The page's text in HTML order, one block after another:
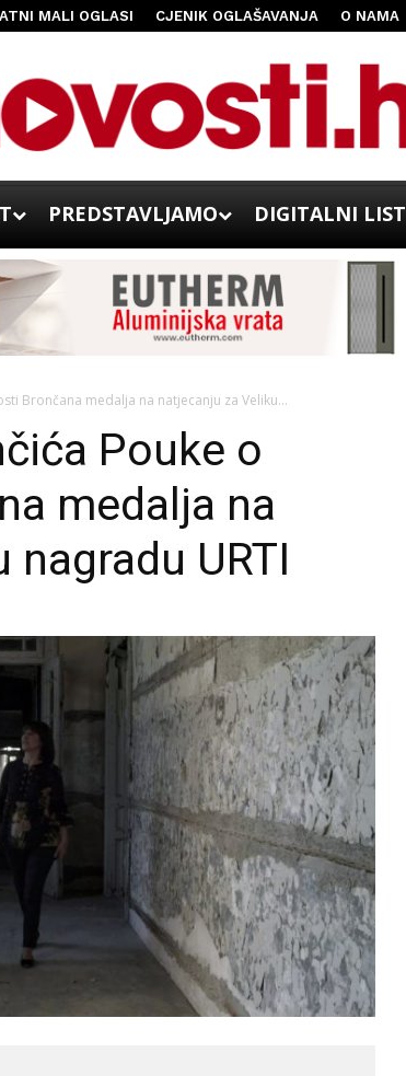
MALI OGLASI CJENIK OGLAŠAVANJA O NAMA
PREDSTAVLJAMO DIGITALNI LIST
Brončana medalja na natjecanju za Veliku...
Pouke o
medalja na
URTI